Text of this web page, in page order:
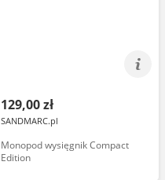
129,00 zł
SANDMARC.pl
Monopod wysięgnik Compact
Edition